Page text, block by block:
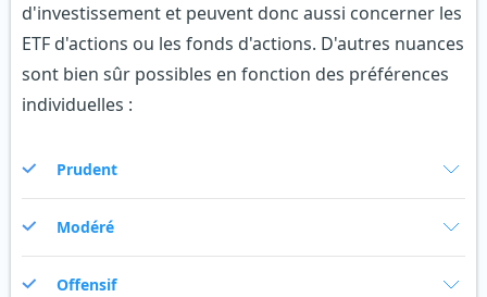
d'investissement et peuvent donc aussi concerner les
ETF d'actions ou les fonds d'actions. D'autres nuances
sont bien sûr possibles en fonction des préférences
individuelles :
Prudent
Modéré
Offensif